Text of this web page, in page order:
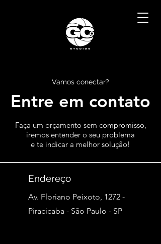
Vamos conectar?
Entre em contato
Faça um orçamento sem compromisso,
iremos entender o seu problema
e te indicar a melhor solução!
Endereço
Av. Floriano Peixoto, 1272 -
Piracicaba - São Paulo - SP